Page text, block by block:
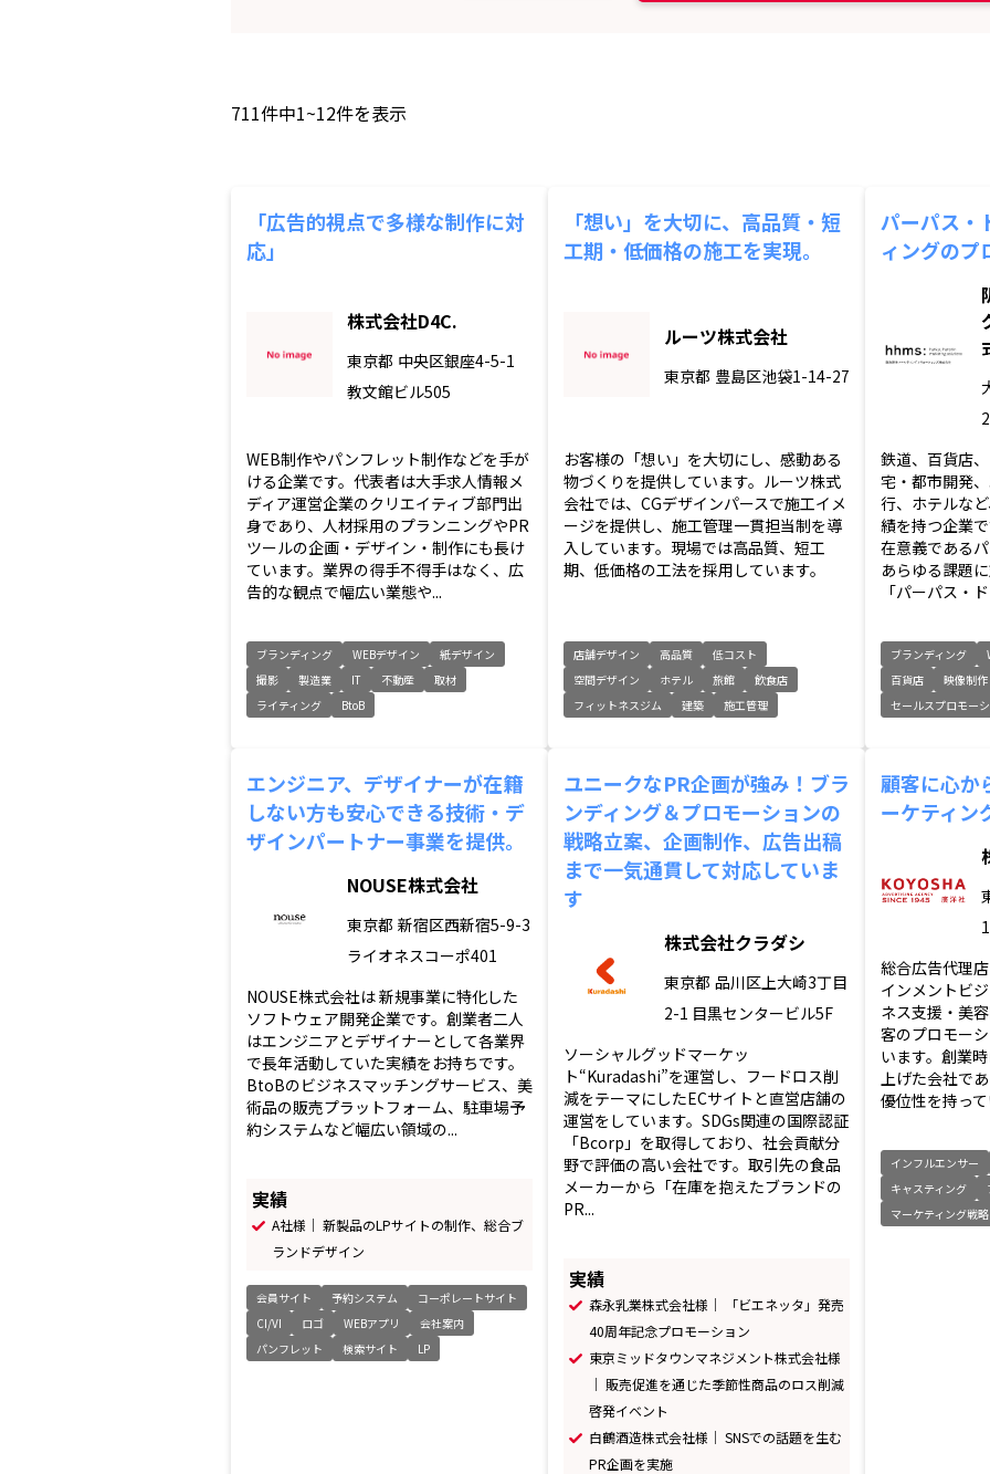
711件中1~12件を表示
「広告的視点で多様な制作に対
応」
株式会社D4C.
東京都 中央区銀座4-5-1
教文館ビル505
WEB制作やパンフレット制作などを手が
ける企業です。代表者は大手求人情報メ
ディア運営企業のクリエイティブ部門出
身であり、人材採用のプランニングやPR
ツールの企画・デザイン・制作にも長け
ています。業界の得手不得手はなく、広
告的な観点で幅広い業態や...
ブランディング WEBデザイン
紙デザイン
撮影
製造業 IT 不動産
取材
ライティング
BtoB
「想い」を大切に、高品質・短
工期・低価格の施工を実現。
ルーツ株式会社
東京都 豊島区池袋1-14-27
お客様の「想い」を大切にし、感動ある
物づくりを提供しています。ルーツ株式
会社では、CGデザインパースで施工イメ
ージを提供し、施工管理一貫担当制を導
入しています。現場では高品質、短工
期、低価格の工法を採用しています。
店舗デザイン 高品質
低コスト
空間デザイン
ホテル 旅館
飲食店
フィットネスジム
建築 施工管理
パーパス・
ィングのプ
鉄道、百貨店
宅・都市開発
行、ホテルな
績を持つ企業
在意義である
あらゆる課題
「パーパス・
ブランディング
百貨店
映像制作
セールスプロモー
エンジニア、デザイナーが在籍
しない方も安心できる技術・デ
ザインパートナー事業を提供。
NOUSE株式会社
東京都 新宿区西新宿5-9-3
ライオネスコーポ401
NOUSE株式会社は 新規事業に特化した
ソフトウェア開発企業です。創業者二人
はエンジニアとデザイナーとして各業界
で長年活動していた実績をお持ちです。
BtoBのビジネスマッチングサービス、美
術品の販売プラットフォーム、駐車場予
約システムなど幅広い領域の...
実績
A社様｜ 新製品のLPサイトの制作、総合ブ
ランドデザイン
会員サイト 予約システム
コーポレートサイト
CI/VI
ロゴ WEBアプリ
会社案内
パンフレット
検索サイト LP
ユニークなPR企画が強み！ブラ
ンディング＆プロモーションの
戦略立案、企画制作、広告出稿
まで一気通貫して対応していま
す
株式会社クラダシ
東京都 品川区上大崎3丁目
2-1 目黒センタービル5F
ソーシャルグッドマーケッ
ト“Kuradashi”を運営し、フードロス削
減をテーマにしたECサイトと直営店舗の
運営をしています。SDGs関連の国際認証
「Bcorp」を取得しており、社会貢献分
野で評価の高い会社です。取引先の食品
メーカーから「在庫を抱えたブランドの
PR...
実績
森永乳業株式会社様｜ 「ビエネッタ」発売
40周年記念プロモーション
東京ミッドタウンマネジメント株式会社様
｜ 販売促進を通じた季節性商品のロス削減
啓発イベント
白鶴酒造株式会社様｜ SNSでの話題を生む
PR企画を実施
顧客に心か
ーケティン
総合広告代理
インメントビ
ネス支援・美
客のプロモー
います。創業
上げた会社で
優位性を持っ
インフルエンサー
キャスティング
マーケティング戦略